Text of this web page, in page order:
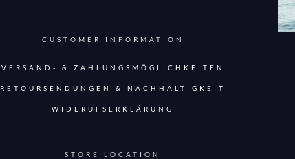
CUSTOMER INFORMATION
VERSAND- & ZAHLUNGSMÖGLICHKEITEN
RETOURSENDUNGEN & NACHHALTIGKEIT
WIDERUFSERKLÄRUNG
STORE LOCATION